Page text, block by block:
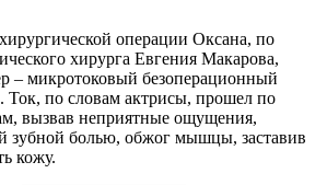
операции Оксана, по
хирурга Евгения Макарова,
– микротоковый безоперационный
по словам актрисы, прошел по
вызвав неприятные ощущения,
зубной болью, обжог мышцы, заставив
кожу.